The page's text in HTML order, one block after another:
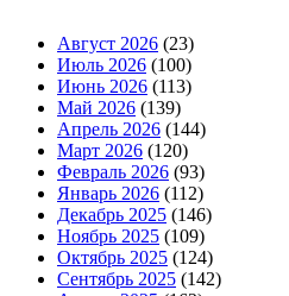
Август 2026 (23)
Июль 2026 (100)
Июнь 2026 (113)
Май 2026 (139)
Апрель 2026 (144)
Март 2026 (120)
Февраль 2026 (93)
Январь 2026 (112)
Декабрь 2025 (146)
Ноябрь 2025 (109)
Октябрь 2025 (124)
Сентябрь 2025 (142)